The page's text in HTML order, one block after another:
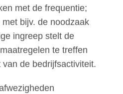
met de frequentie;
bijv. de noodzaak
ingreep stelt de
te treffen
de bedrijfsactiviteit.